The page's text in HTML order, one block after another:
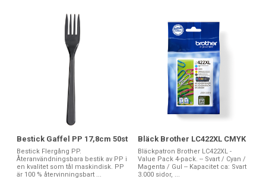
Bestick Gaffel PP 17,8cm 50st
Bestick Flergång PP.
Återanvändningsbara bestik av PP i
en kvalitet som tål maskindisk. PP
är 100 % återvinningsbart ...
Bläck Brother LC422XL CMYK
Bläckpatron Brother LC422XL -
Value Pack 4-pack. -- Svart / Cyan /
Magenta / Gul -- Kapacitet ca: Svart
3.000 sidor, ...